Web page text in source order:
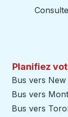
Planifiez
Bus vers
Bus vers
Bus vers